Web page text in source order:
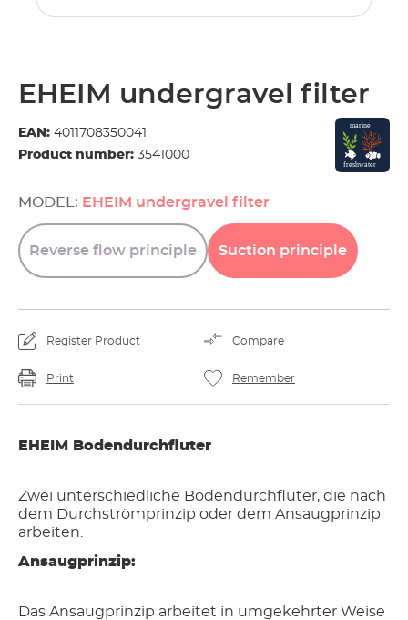
EHEIM undergravel filter
EAN: 4011708350041
Product number: 3541000
MODEL: EHEIM undergravel filter
Reverse flow principle Suction principle
Register Product Compare
Print Remember
EHEIM Bodendurchfluter
Zwei unterschiedliche Bodendurchfluter, die nach
dem Durchströmprinzip oder dem Ansaugprinzip
arbeiten.
Ansaugprinzip:
Das Ansaugprinzip arbeitet in umgekehrter Weise